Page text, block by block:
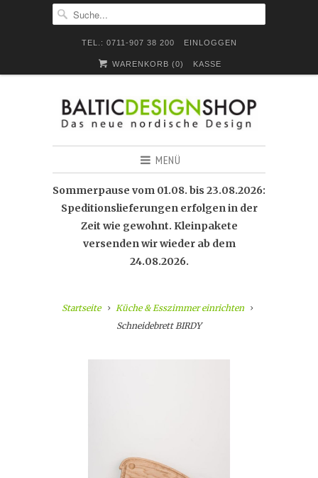
TEL.: 0711-907 38 200 EINLOGGEN
WARENKORB (0) KASSE
MENÜ
Sommerpause vom 01.08. bis 23.08.2026:
Speditionslieferungen erfolgen in der
Zeit wie gewohnt. Kleinpakete
versenden wir wieder ab dem
24.08.2026.
Startseite
Küche & Esszimmer einrichten
Schneidebrett BIRDY